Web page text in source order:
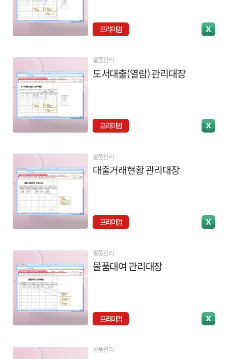
프리미엄
물품관리
도서대출(열람) 관리대장
프리미엄
물품관리
대출거래현황 관리대장
프리미엄
물품관리
물품대여 관리대장
프리미엄
물품관리